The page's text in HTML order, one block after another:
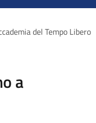
del Tempo Libero
a